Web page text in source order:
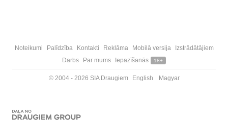
Noteikumi Palīdzība Kontakti Reklāma Mobilā versija
Izstrādātājiem
Darbs
Par mums Iepazīšanās 18+
© 2004 - 2026 SIA Draugiem English Magyar